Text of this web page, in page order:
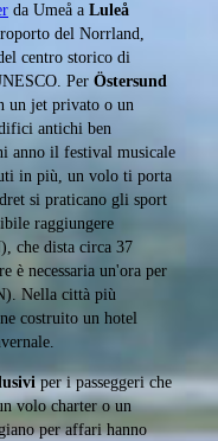
da Umeå a Luleå
del Norrland,
centro storico di
Per Östersund
un jet privato o un
antichi ben
anno il festival musicale
in più, un volo ti porta
si praticano gli sport
raggiungere
che dista circa 37
è necessaria un'ora per
Nella città più
costruito un hotel
per i passeggeri che
volo charter o un
per affari hanno